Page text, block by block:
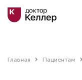
Главная Пациентам